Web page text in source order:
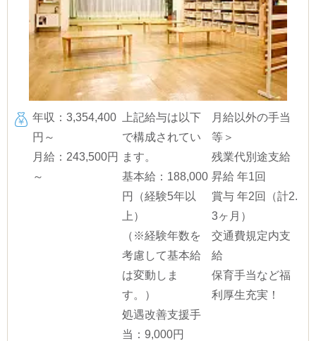
年収：3,354,400
円～
月給：243,500円
～
上記給与は以下
で構成されてい
ます。
基本給：188,000
円（経験5年以
上）
（※経験年数を
考慮して基本給
は変動しま
す。）
処遇改善支援手
当：9,000円
月給以外の手当
等＞
残業代別途支給
昇給 年1回
賞与 年2回（計2.
3ヶ月）
交通費規定内支
給
保育手当など福
利厚生充実！